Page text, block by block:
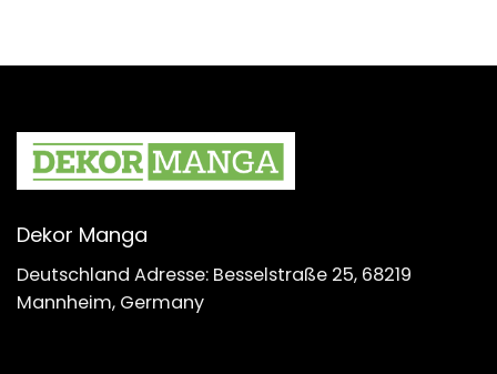
Dekor Manga
Deutschland Adresse: Besselstraße 25, 68219
Mannheim, Germany